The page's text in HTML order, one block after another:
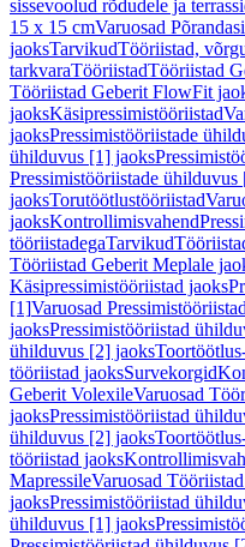
sissevoolud rõdudele ja
15 x 15 cmVaruosad
jaoksTarvikudTööriistad,
tarkvaraTööriistadTööriistad
Tööriistad Geberit FlowFit
jaoksKäsipressimistööriistad
jaoksPressimistööriistade
ühilduvus [1] jaoks
Pressimistööriistade ühilduvus
jaoksTorutöötlustööriistad
jaoksKontrollimisvahend
tööriistadegaTarvikud
Tööriistad Geberit Meplale
Käsipressimistööriistad jaoks
[1]Varuosad
jaoksPressimistööriistad
ühilduvus [2] jaoks
tööriistad jaoksSurvekorgid
Geberit VolexileVaruosad
jaoksPressimistööriistad
ühilduvus [2] jaoks
tööriistad jaoks
MapressileVaruosad
jaoksPressimistööriistad
ühilduvus [1] jaoks